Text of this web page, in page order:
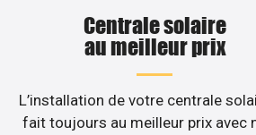
Centrale solaire
au meilleur prix
L’installation de votre centrale
fait toujours au meilleur prix avec